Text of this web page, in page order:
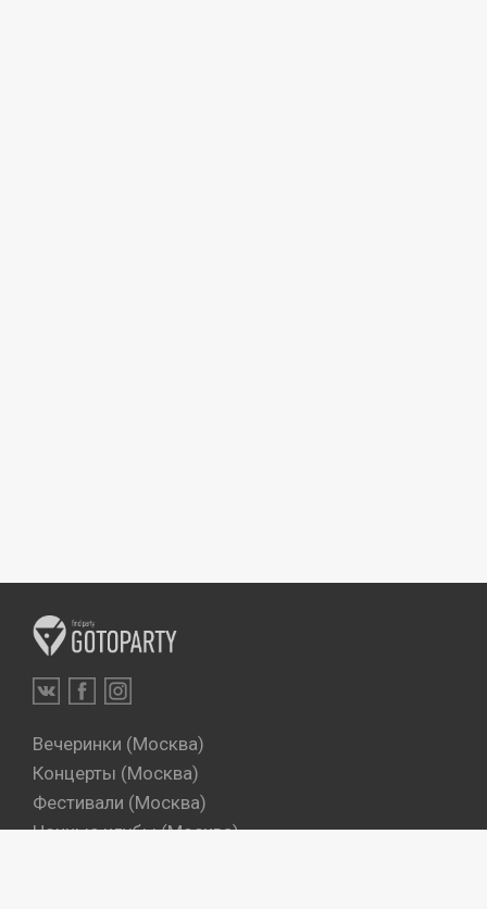
Вечеринки (Москва)
Концерты (Москва)
Фестивали (Москва)
Ночные клубы (Москва)